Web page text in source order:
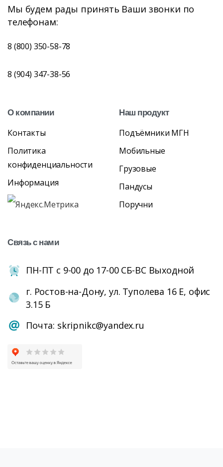
Мы будем рады принять Ваши звонки по
телефонам:
8 (800) 350-58-78
8 (904) 347-38-56
Окомпании
Контакты
Политика
конфиденциальности
Информация
Наш продукт
Подъёмники МГН
Мобильные
Грузовые
Пандусы
Поручни
Связьснами
ПН-ПТ с 9-00 до 17-00 СБ-ВС Выходной
г. Ростов-на-Дону, ул. Туполева 16 Е, офис
3.15 Б
Почта: skripnikc@yandex.ru